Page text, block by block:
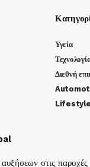
Υγεία
Διεθνή
Lifestyle
στις